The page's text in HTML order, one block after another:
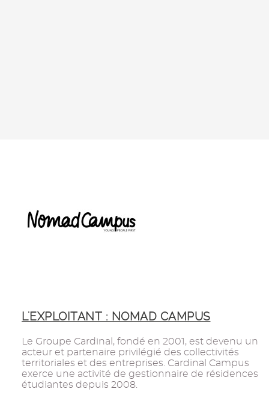
L'EXPLOITANT : NOMAD CAMPUS
Le Groupe Cardinal, fondé en 2001, est devenu un
acteur et partenaire privilégié des collectivités
territoriales et des entreprises. Cardinal Campus
exerce une activité de gestionnaire de résidences
étudiantes depuis 2008.